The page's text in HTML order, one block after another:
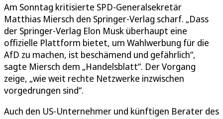
Am Sonntag kritisierte SPD-Generalsekretär
Matthias Miersch den Springer-Verlag scharf. „Dass
der Springer-Verlag Elon Musk überhaupt eine
offizielle Plattform bietet, um Wahlwerbung für die
AfD zu machen, ist beschämend und gefährlich“,
sagte Miersch dem „Handelsblatt“. Der Vorgang
zeige, „wie weit rechte Netzwerke inzwischen
vorgedrungen sind“.
Auch den US-Unternehmer und künftigen Berater des